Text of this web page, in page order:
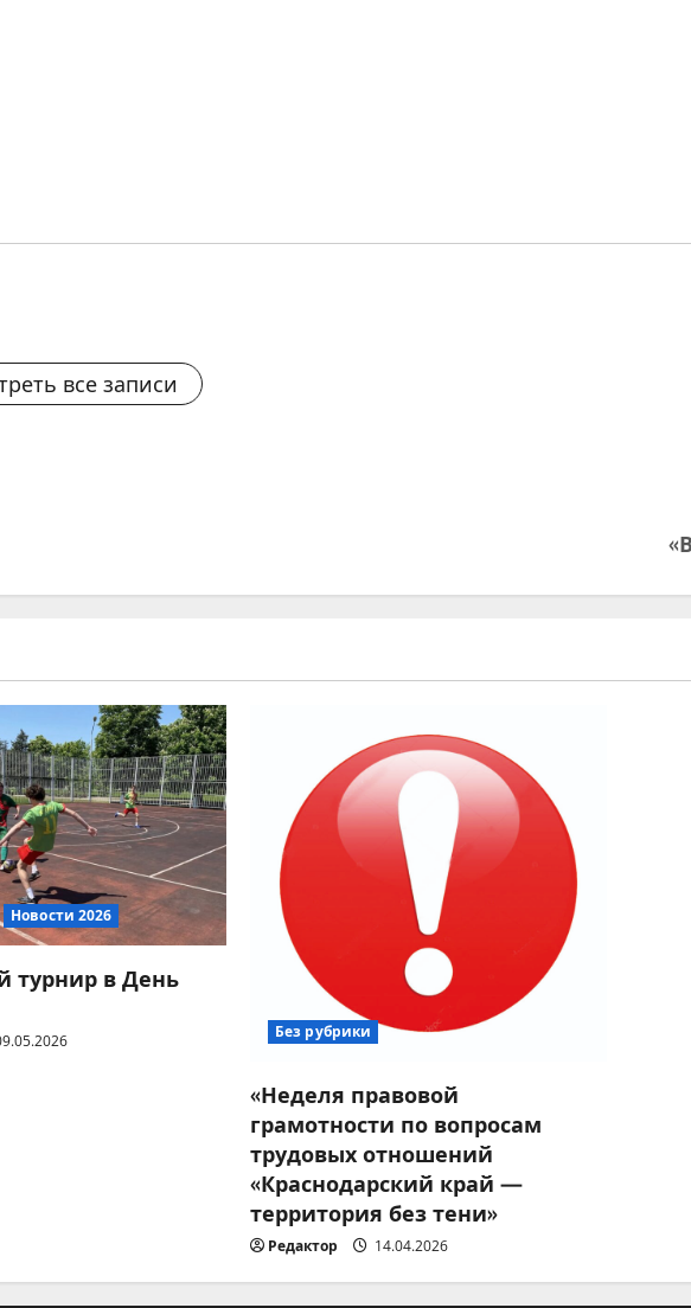
все записи
Новости 2026
турнир в День
Без рубрики
«Неделя правовой
грамотности по вопросам
трудовых отношений
«Краснодарский край —
территория без тени»
Редактор 14.04.2026